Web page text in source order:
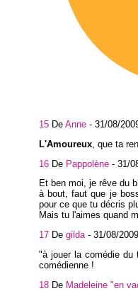
15 De Anne - 31/08/
L'Amoureux , que ta
16 De Pappolène - 31/
Et ben moi, je rêve du
à bout, faut que je
pour ce que tu décris
Mais tu l'aimes quand
17 De gilda- 31/08/
"à jouer la comédie
comédienne !
18 De Madeleine "en